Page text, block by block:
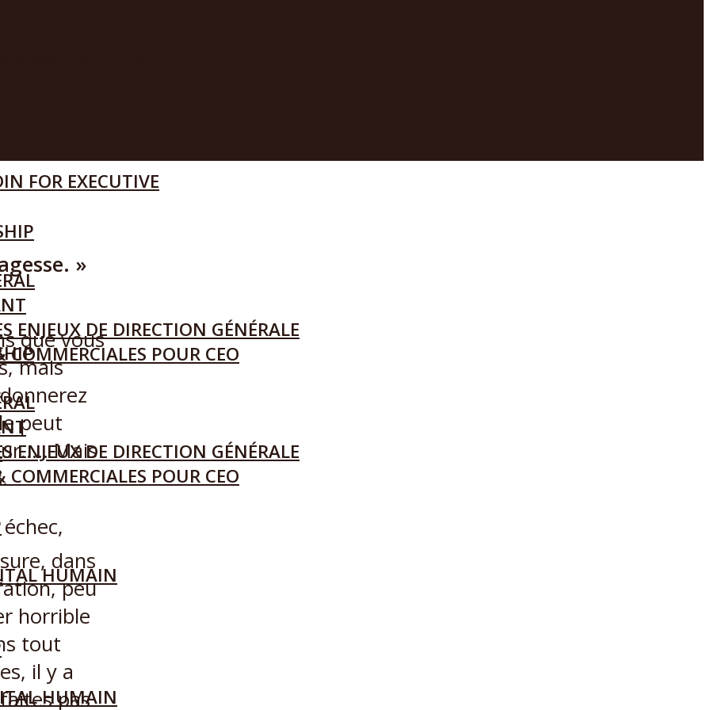
ENJEUX DE DIRECTION GÉNÉRALE
POUR CEO
HUMAIN
FOR EXECUTIVE
ENJEUX DE DIRECTION GÉNÉRALE
POUR CEO
HUMAIN
»
que vous
mais
peut
Mais
dans
peu
horrible
tout
il y a
pas